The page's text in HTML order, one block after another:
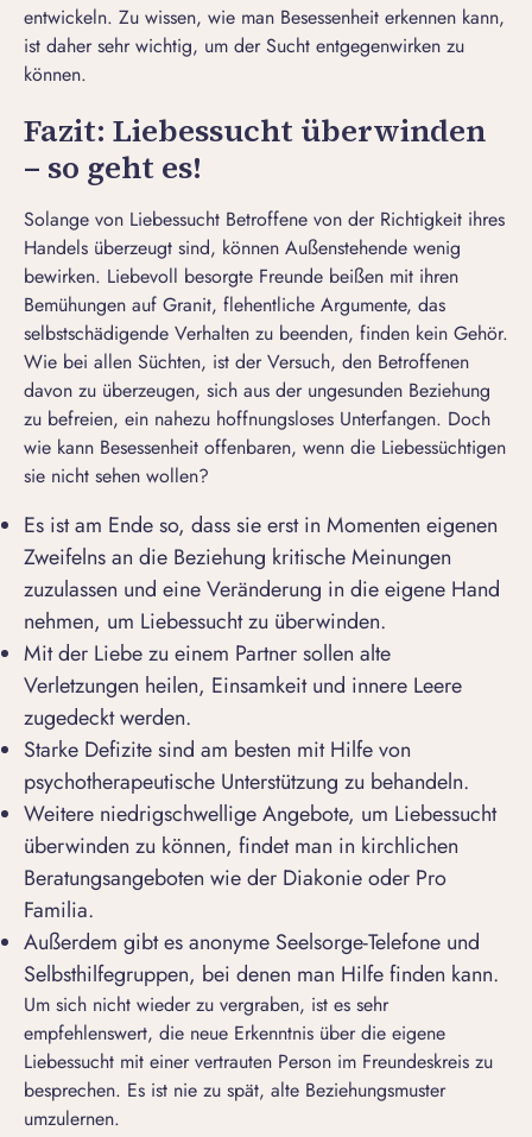
entwickeln. Zu wissen, wie man Besessenheit erkennen kann,
ist daher sehr wichtig, um der Sucht entgegenwirken zu
können.
Fazit: Liebessucht überwinden
– so geht es!
Solange von Liebessucht Betroffene von der Richtigkeit ihres
Handels überzeugt sind, können Außenstehende wenig
bewirken. Liebevoll besorgte Freunde beißen mit ihren
Bemühungen auf Granit, flehentliche Argumente, das
selbstschädigende Verhalten zu beenden, finden kein Gehör.
Wie bei allen Süchten, ist der Versuch, den Betroffenen
davon zu überzeugen, sich aus der ungesunden Beziehung
zu befreien, ein nahezu hoffnungsloses Unterfangen. Doch
wie kann Besessenheit offenbaren, wenn die Liebessüchtigen
sie nicht sehen wollen?
Es ist am Ende so, dass sie erst in Momenten eigenen
Zweifelns an die Beziehung kritische Meinungen
zuzulassen und eine Veränderung in die eigene Hand
nehmen, um Liebessucht zu überwinden.
Mit der Liebe zu einem Partner sollen alte
Verletzungen heilen, Einsamkeit und innere Leere
zugedeckt werden.
Starke Defizite sind am besten mit Hilfe von
psychotherapeutische Unterstützung zu behandeln.
Weitere niedrigschwellige Angebote, um Liebessucht
überwinden zu können, findet man in kirchlichen
Beratungsangeboten wie der Diakonie oder Pro
Familia.
Außerdem gibt es anonyme Seelsorge-Telefone und
Selbsthilfegruppen, bei denen man Hilfe finden kann.
Um sich nicht wieder zu vergraben, ist es sehr
empfehlenswert, die neue Erkenntnis über die eigene
Liebessucht mit einer vertrauten Person im Freundeskreis zu
besprechen. Es ist nie zu spät, alte Beziehungsmuster
umzulernen.